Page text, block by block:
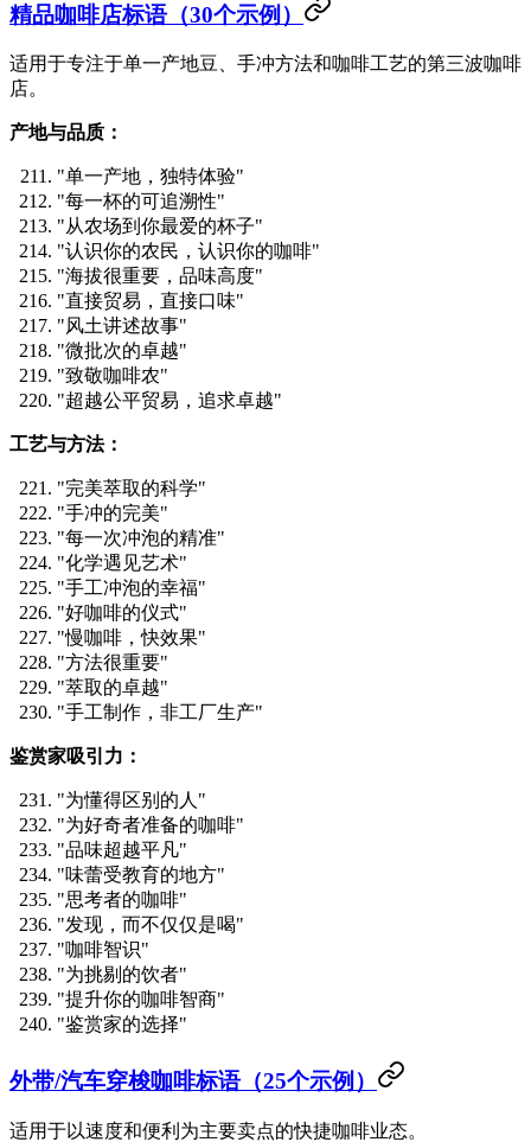
精品咖啡店标语（30个示例）
适用于专注于单一产地豆、手冲方法和咖啡工艺的第三波咖啡
店。
产地与品质：
"单一产地，独特体验"
"每一杯的可追溯性"
"从农场到你最爱的杯子"
"认识你的农民，认识你的咖啡"
"海拔很重要，品味高度"
"直接贸易，直接口味"
"风土讲述故事"
"微批次的卓越"
"致敬咖啡农"
"超越公平贸易，追求卓越"
工艺与方法：
"完美萃取的科学"
"手冲的完美"
"每一次冲泡的精准"
"化学遇见艺术"
"手工冲泡的幸福"
"好咖啡的仪式"
"慢咖啡，快效果"
"方法很重要"
"萃取的卓越"
"手工制作，非工厂生产"
鉴赏家吸引力：
"为懂得区别的人"
"为好奇者准备的咖啡"
"品味超越平凡"
"味蕾受教育的地方"
"思考者的咖啡"
"发现，而不仅仅是喝"
"咖啡智识"
"为挑剔的饮者"
"提升你的咖啡智商"
"鉴赏家的选择"
外带/汽车穿梭咖啡标语（25个示例）
适用于以速度和便利为主要卖点的快捷咖啡业态。